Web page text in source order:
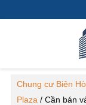
Chung cư Biên
Plaza / Cần bán